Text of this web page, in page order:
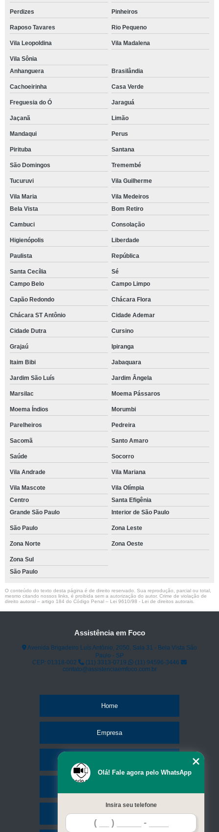
Perdizes Pinheiros
Raposo Tavares Rio Pequeno
Vila Leopoldina Vila Madalena
Vila Sônia
Anhanguera
Brasilândia
Cachoeirinha Casa Verde
Freguesia do Ó Jaraguá
Jaçanã Limão
Mandaqui Perus
Pirituba Santana
São Domingos Tremembé
Tucuruvi Vila Guilherme
Vila Maria
Vila Medeiros
Bela Vista
Bom Retiro
Cambuci Consolação
Higienópolis Liberdade
Paulista República
Santa Cecília
Sé
Campo Belo
Campo Limpo
Capão Redondo Chácara Flora
Chácara ST Antônio Cidade Ademar
Cidade Dutra Cursino
Grajaú Ipiranga
Itaim Bibi Jabaquara
Jardim São Luís Jardim Ângela
Marsilac Moema Pássaros
Moema Índios Morumbi
Parelheiros Pedreira
Sacomã Santo Amaro
Saúde Socorro
Vila Andrade Vila Mariana
Vila Mascote
Vila Olímpia
Centro
Santa Efigênia
Grande São Paulo
Interior de São Paulo
São Paulo Zona Leste
Zona Norte Zona Oeste
Zona Sul
São Paulo
O conteúdo do texto desta página é de direito reservado. Sua reprodução, parcial ou total,
mesmo citando nossos links, é proibida sem a autorização do autor. Crime de violação de
direito autoral – artigo 184 do Código Penal – Lei 9610/98 - Lei de direitos autorais
Assistência em Foco
Avenida Brigadeiro Luís Antônio, 2050, Sala 31 - Bela Vista São
Paulo - SP
CEP: 01318-002
(11) 3313-0719
(11) 94596-3446
contato@assistenciaemfoco.com.br
Home
Empresa
Contato
Olá! Fale agora pelo WhatsApp
Insira seu telefone